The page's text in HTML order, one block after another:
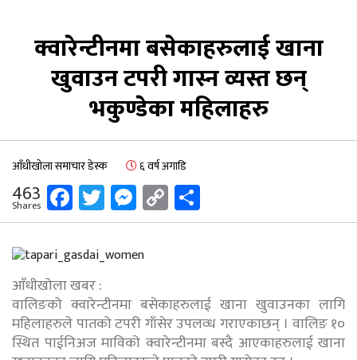
क्वारेन्टीनमा बसेकाहरुलाई खाना
खुवाउन टपरी गास्न व्यस्त छन्
भकुण्डेका महिलाहरु
आँधीखोला समाचार डेस्क ६ वर्ष अगाडि
463
Shares Facebook
Twitter
Messenger
Copy
Link
आँधीखोला खबर :
वालिङको क्वारेन्टीनमा बसेकाहरुलाई खाना खुवाउनका लागि
महिलाहरुले पातको टपरी गाँसेर उपलव्ध गराएकाछन् । वालिङ १०
स्थित पाईनिअज माविको क्वारेन्टीनमा बस्दै आएकाहरुलाई खाना